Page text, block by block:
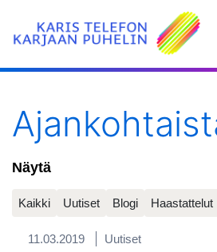
YRITYKSILLE
Näytä
Kaikki Uutiset Blogi Haastattelut
11.03.2019 Uutiset